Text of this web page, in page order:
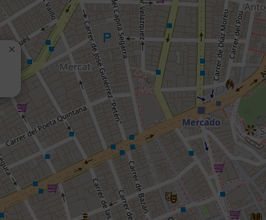
×